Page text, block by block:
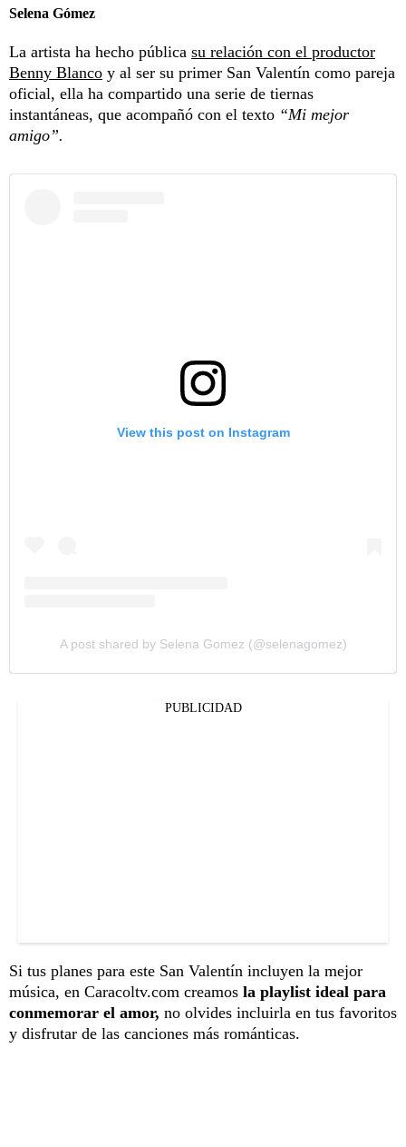
Selena Gómez
La artista ha hecho pública su relación con el productor
Benny Blanco y al ser su primer San Valentín como pareja
oficial, ella ha compartido una serie de tiernas
instantáneas, que acompañó con el texto “Mi mejor
amigo”.
View this post on Instagram
A post shared by Selena Gomez (@selenagomez)
PUBLICIDAD
Si tus planes para este San Valentín incluyen la mejor
música, en Caracoltv.com creamos la playlist ideal para
conmemorar el amor, no olvides incluirla en tus favoritos
y disfrutar de las canciones más románticas.